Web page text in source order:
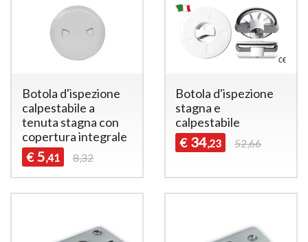
Botola d'ispezione
calpestabile a
tenuta stagna con
copertura integrale
€ 5,41 8,32
Botola d'ispezione
stagna e
calpestabile
€ 34,23 52,66